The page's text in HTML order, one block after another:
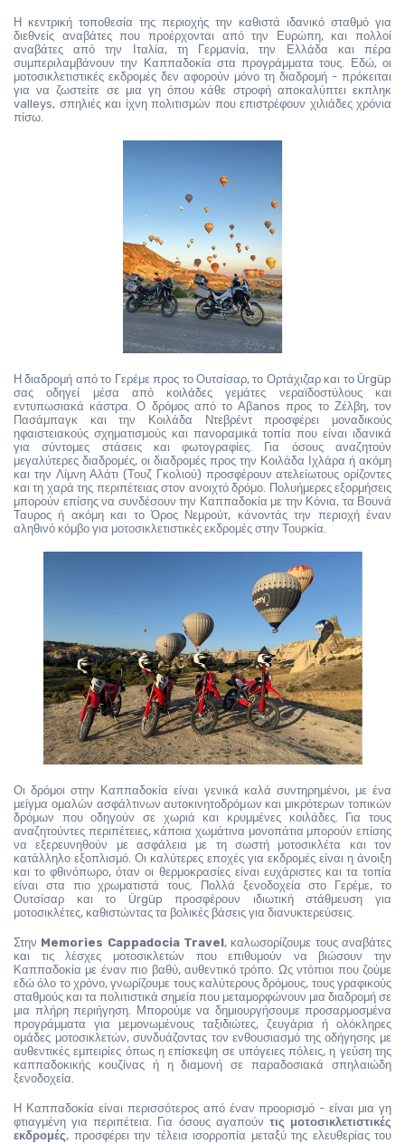
Η κεντρική τοποθεσία της περιοχής την καθιστά ιδανικό σταθμό για
διεθνείς αναβάτες που προέρχονται από την Ευρώπη, και πολλοί
αναβάτες από την Ιταλία, τη Γερμανία, την Ελλάδα και πέρα
συμπεριλαμβάνουν την Καππαδοκία στα προγράμματα τους. Εδώ, οι
μοτοσικλετιστικές εκδρομές δεν αφορούν μόνο τη διαδρομή - πρόκειται
για να ζωστείτε σε μια γη όπου κάθε στροφή αποκαλύπτει εκπληκ
valleys, σπηλιές και ίχνη πολιτισμών που επιστρέφουν χιλιάδες χρόνια
πίσω.
Η διαδρομή από το Γερέμε προς το Ουτσίσαρ, το Ορτάχιζαρ και το Ürgüp
σας οδηγεί μέσα από κοιλάδες γεμάτες νεραϊδοστύλους και
εντυπωσιακά κάστρα. Ο δρόμος από το Αβanos προς το Ζέλβη, τον
Πασάμπαγκ και την Κοιλάδα Ντεβρέντ προσφέρει μοναδικούς
ηφαιστειακούς σχηματισμούς και πανοραμικά τοπία που είναι ιδανικά
για σύντομες στάσεις και φωτογραφίες. Για όσους αναζητούν
μεγαλύτερες διαδρομές, οι διαδρομές προς την Κοιλάδα Ιχλάρα ή ακόμη
και την Λίμνη Αλάτι (Τουζ Γκολιού) προσφέρουν ατελείωτους ορίζοντες
και τη χαρά της περιπέτειας στον ανοιχτό δρόμο. Πολυήμερες εξορμήσεις
μπορούν επίσης να συνδέσουν την Καππαδοκία με την Κόνια, τα Βουνά
Ταυρος ή ακόμη και το Όρος Νεμρούτ, κάνοντάς την περιοχή έναν
αληθινό κόμβο για μοτοσικλετιστικές εκδρομές στην Τουρκία.
Οι δρόμοι στην Καππαδοκία είναι γενικά καλά συντηρημένοι, με ένα
μείγμα ομαλών ασφάλτινων αυτοκινητοδρόμων και μικρότερων τοπικών
δρόμων που οδηγούν σε χωριά και κρυμμένες κοιλάδες. Για τους
αναζητούντες περιπέτειες, κάποια χωμάτινα μονοπάτια μπορούν επίσης
να εξερευνηθούν με ασφάλεια με τη σωστή μοτοσικλέτα και τον
κατάλληλο εξοπλισμό. Οι καλύτερες εποχές για εκδρομές είναι η άνοιξη
και το φθινόπωρο, όταν οι θερμοκρασίες είναι ευχάριστες και τα τοπία
είναι στα πιο χρωματιστά τους. Πολλά ξενοδοχεία στο Γερέμε, το
Ουτσίσαρ και το Ürgüp προσφέρουν ιδιωτική στάθμευση για
μοτοσικλέτες, καθιστώντας τα βολικές βάσεις για διανυκτερεύσεις.
Στην Memories Cappadocia Travel, καλωσορίζουμε τους αναβάτες
και τις λέσχες μοτοσικλετών που επιθυμούν να βιώσουν την
Καππαδοκία με έναν πιο βαθύ, αυθεντικό τρόπο. Ως ντόπιοι που ζούμε
εδώ όλο το χρόνο, γνωρίζουμε τους καλύτερους δρόμους, τους γραφικούς
σταθμούς και τα πολιτιστικά σημεία που μεταμορφώνουν μια διαδρομή σε
μια πλήρη περιήγηση. Μπορούμε να δημιουργήσουμε προσαρμοσμένα
προγράμματα για μεμονωμένους ταξιδιώτες, ζευγάρια ή ολόκληρες
ομάδες μοτοσικλετών, συνδυάζοντας τον ενθουσιασμό της οδήγησης με
αυθεντικές εμπειρίες όπως η επίσκεψη σε υπόγειες πόλεις, η γεύση της
καππαδοκικής κουζίνας ή η διαμονή σε παραδοσιακά σπηλαιώδη
ξενοδοχεία.
Η Καππαδοκία είναι περισσότερος από έναν προορισμό - είναι μια γη
φτιαγμένη για περιπέτεια. Για όσους αγαπούν τις μοτοσικλετιστικές
εκδρομές, προσφέρει την τέλεια ισορροπία μεταξύ της ελευθερίας του